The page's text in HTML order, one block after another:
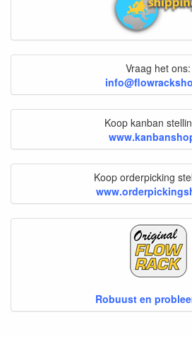
Vraag het ons:
Koop kanban
Koop orderpicking
Robuust en